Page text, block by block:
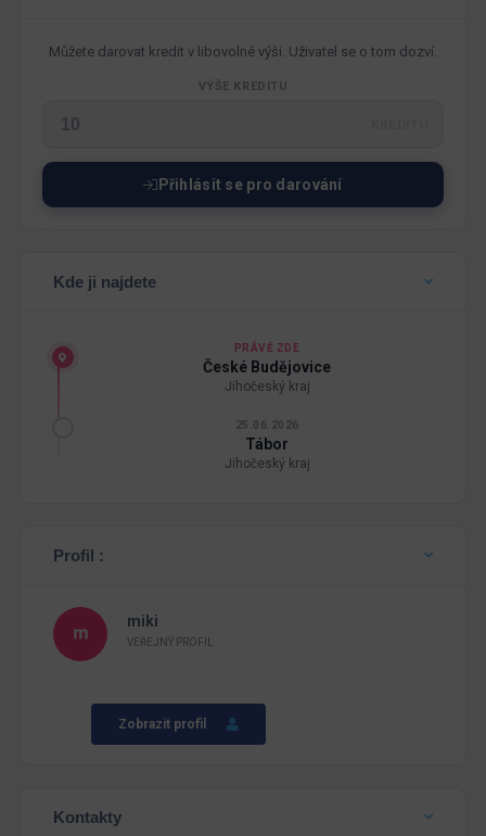
Můžete darovat kredit v libovolné výši. Uživatel se o tom dozví.
VÝŠE KREDITU
Přihlásit se pro darování
Kde ji najdete
PRÁVĚ ZDE
České Budějovice
Jihočeský kraj
25.06.2026
Tábor
Jihočeský kraj
Profil :
miki
VEŘEJNÝ PROFIL
Zobrazit profil
Kontakty